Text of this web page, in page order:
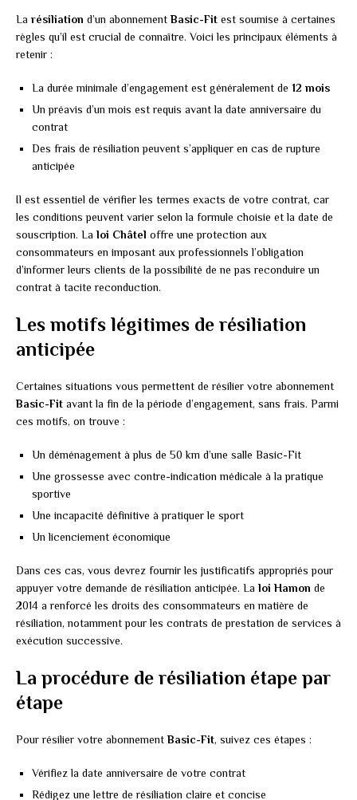
La résiliation d’un abonnementBasic-Fit est soumise à certaines
règles qu’il est crucial de connaître. Voici les principaux éléments à
retenir :
La durée minimale d’engagement est généralement de 12 mois
Un préavis d’un mois est requis avant la date anniversaire du
contrat
Des frais de résiliation peuvent s’appliquer en cas de rupture
anticipée
Il est essentiel de vérifier les termes exacts de votre contrat, car
les conditions peuvent varier selon la formule choisie et la date de
souscription. La loi Châtel offre une protection aux
consommateurs en imposant aux professionnels l’obligation
d’informer leurs clients de la possibilité de ne pas reconduire un
contrat à tacite reconduction.
Les motifs légitimes de résiliation
anticipée
Certaines situations vous permettent de résilier votre abonnement
Basic-Fit avant la fin de la période d’engagement, sans frais. Parmi
ces motifs, on trouve :
Un déménagement à plus de 50 km d’une salle Basic-Fit
Une grossesse avec contre-indication médicale à la pratique
sportive
Une incapacité définitive à pratiquer le sport
Un licenciement économique
Dans ces cas, vous devrez fournir les justificatifs appropriés pour
appuyer votre demande de résiliation anticipée. La loi Hamon de
2014 a renforcé les droits des consommateurs en matière de
résiliation, notamment pour les contrats de prestation de services à
exécution successive.
La procédure de résiliation étape par
étape
Pour résilier votre abonnementBasic-Fit, suivez ces étapes :
Vérifiez la date anniversaire de votre contrat
Rédigez une lettre de résiliation claire et concise